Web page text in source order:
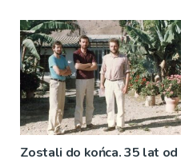
Zostali do końca. 35 lat od